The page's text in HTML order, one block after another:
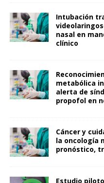
Intubación
nasal en
clínico
metabólica
alerta de
propofol en
Cáncer y
la oncología
pronóstico,
Estudio